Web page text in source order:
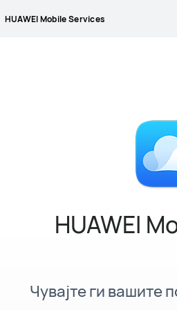
HUAWEI Mobile Services
HUAWEI
Чувајте ги вашите